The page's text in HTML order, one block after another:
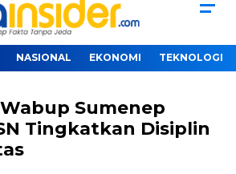
NASIONAL EKONOMI TEKNOLOGI
Sumenep
Tingkatkan Disiplin